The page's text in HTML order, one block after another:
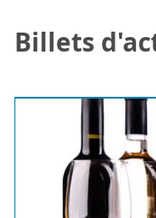
Billets